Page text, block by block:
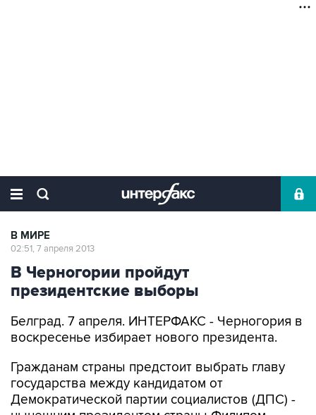
В МИРЕ
02:51, 7 апреля 2013
В Черногории пройдут
президентские выборы
Белград. 7 апреля. ИНТЕРФАКС - Черногория в
воскресенье избирает нового президента.
Гражданам страны предстоит выбрать главу
государства между кандидатом от
Демократической партии социалистов (ДПС) -